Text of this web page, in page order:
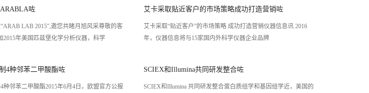
咗
LAB 2015”,邀您共睹月旭风采尊敬的客
2015年美国匹兹堡化学分析仪器，科学
艾卡采取贴近客户的市场策略成功打造营销咗
艾卡采取“贴近客户”的市场策略 成功打造营销仪器信息讯 2016
年，仪器信息将与15家国内外科学仪器企业品牌
4种邻苯二甲酸酯咗
种邻苯二甲酸酯2015年6月4日，欧盟官方公报
SCIEX和Illumina共同研发整合咗
SCIEX和Illumina 共同研发整合蛋白质组学和基因组学近，美国的